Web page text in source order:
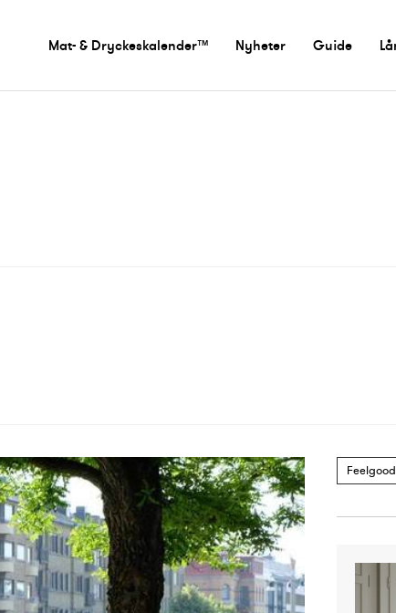
Mat- & Dryckeskalender™ Nyheter Guide
Feelgood